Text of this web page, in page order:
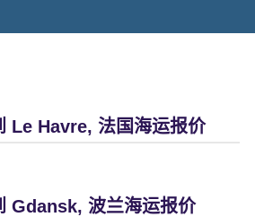
Le Havre, 法国海运报价
Gdansk, 波兰海运报价